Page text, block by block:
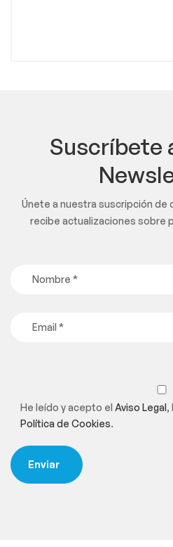
Suscríbete
Únete a nuestra suscripción de
recibe actualizaciones sobre
He leído y acepto el Aviso Legal,
Política de Cookies.